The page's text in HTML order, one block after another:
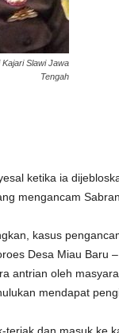
Slawi Jawa
Tengah
ketika ia
mengancam
kasus
Desa Miau Baru
antrian oleh
mendapat